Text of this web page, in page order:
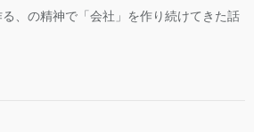
、の精神で「会社」を作り続けてきた話